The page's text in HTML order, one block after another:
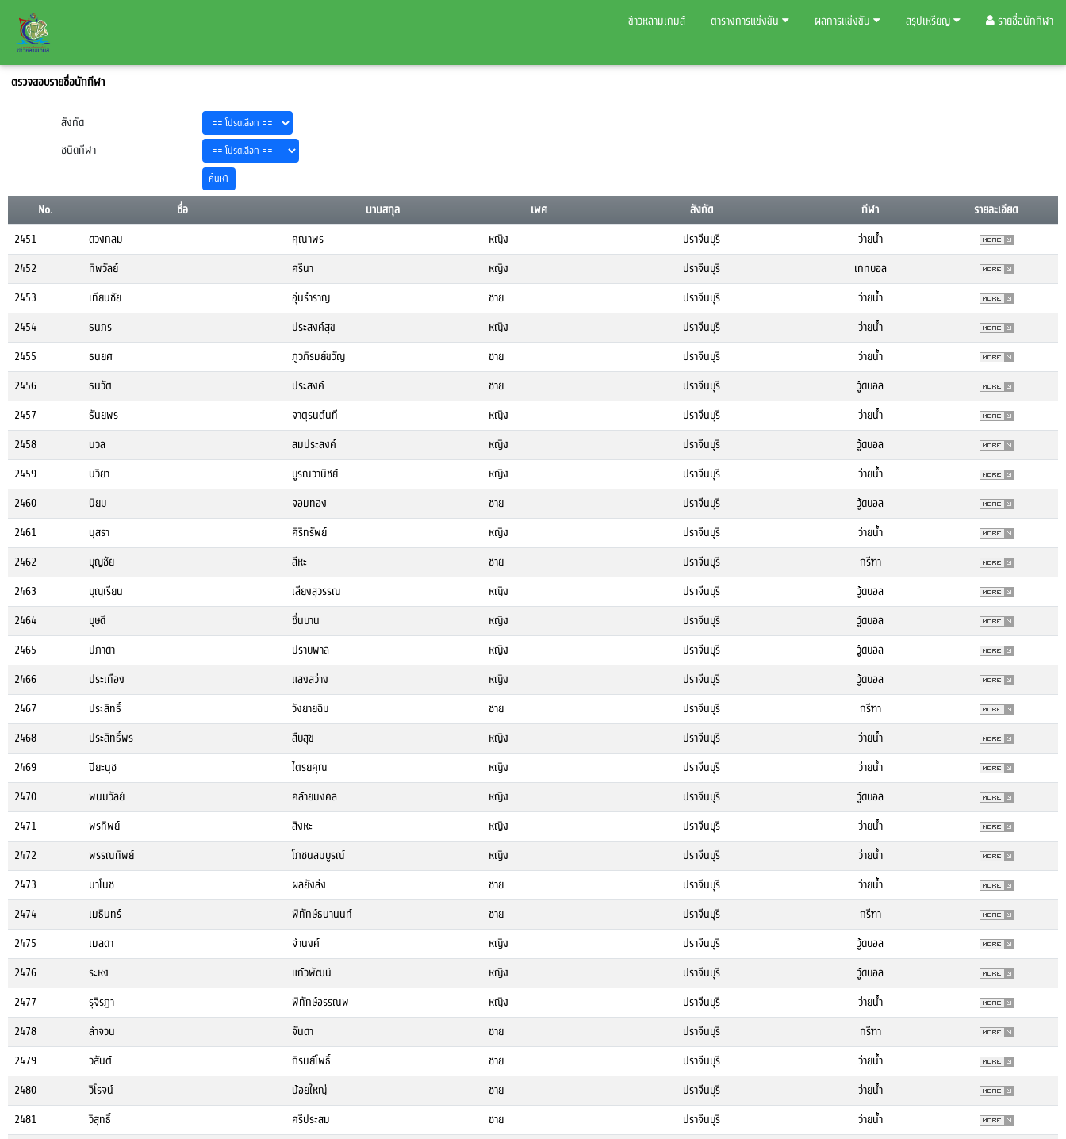
ข้าวหลามเกมส์ ตารางการแข่งขัน ผลการแข่งขัน สรุปเหรียญ รายชื่อนักกีฬา
ตรวจสอบรายชื่อนักกีฬา
สังกัด
ชนิดกีฬา
No. ชื่อ นามสกุล เพศ สังกัด กีฬา
รายละเอียด
2451
ดวงกลม คุณาพร หญิง ปราจีนบุรี
ว่ายน้ำ
2452
ทิพวัลย์ ศรีนา หญิง ปราจีนบุรี
เกทบอล
2453
เทียนชัย อุ่นรำราญ ชาย ปราจีนบุรี
ว่ายน้ำ
2454
ธนภร ประสงค์สุข หญิง ปราจีนบุรี
ว่ายน้ำ
2455
ธนยศ ภูวภิรมย์ขวัญ ชาย ปราจีนบุรี
ว่ายน้ำ
2456
ธนวัต ประสงค์ ชาย ปราจีนบุรี
วู้ดบอล
2457
ธันยพร จาตุรนต์นที หญิง ปราจีนบุรี
ว่ายน้ำ
2458
นวล สมประสงค์ หญิง ปราจีนบุรี
วู้ดบอล
2459
นวิยา บูรณวานิชย์ หญิง ปราจีนบุรี
ว่ายน้ำ
2460
นิยม จอมทอง ชาย ปราจีนบุรี
วู้ดบอล
2461
นุสรา ศิริทรัพย์ หญิง ปราจีนบุรี
ว่ายน้ำ
2462
บุญชัย สีหะ ชาย ปราจีนบุรี
กรีฑา
2463
บุญเรียน เสียงสุวรรณ หญิง ปราจีนบุรี
วู้ดบอล
2464
บุษดี ชื่นบาน หญิง ปราจีนบุรี
วู้ดบอล
2465
ปภาดา ปราบพาล หญิง ปราจีนบุรี
วู้ดบอล
2466
ประเทือง แสงสว่าง หญิง ปราจีนบุรี
วู้ดบอล
2467
ประสิทธิ์ วังยายฉิม ชาย ปราจีนบุรี
กรีฑา
2468
ประสิทธิ์พร สืบสุข หญิง ปราจีนบุรี
ว่ายน้ำ
2469
ปิยะนุช ไตรยคุณ หญิง ปราจีนบุรี
ว่ายน้ำ
2470
พนมวัลย์ คล้ายมงคล หญิง ปราจีนบุรี
วู้ดบอล
2471
พรทิพย์ สิงหะ หญิง ปราจีนบุรี
ว่ายน้ำ
2472
พรรณทิพย์ โภชนสมบูรณ์ หญิง ปราจีนบุรี
ว่ายน้ำ
2473
มาโนช ผลยังส่ง ชาย ปราจีนบุรี
ว่ายน้ำ
2474
เมธินทร์ พิทักษ์ธนานนท์ ชาย ปราจีนบุรี
กรีฑา
2475
เมลดา จำนงค์ หญิง ปราจีนบุรี
วู้ดบอล
2476
ระหง แก้วพัฒน์ หญิง ปราจีนบุรี
วู้ดบอล
2477
รุจิรฎา พิทักษ์อรรณพ หญิง ปราจีนบุรี
ว่ายน้ำ
2478
ลำจวน จันดา ชาย ปราจีนบุรี
กรีฑา
2479
วสันต์ ภิรมย์โพธิ์ ชาย ปราจีนบุรี
ว่ายน้ำ
2480
วิโรจน์ น้อยใหญ่ ชาย ปราจีนบุรี
ว่ายน้ำ
2481
วิสุทธิ์ ศรีประสม ชาย ปราจีนบุรี
ว่ายน้ำ